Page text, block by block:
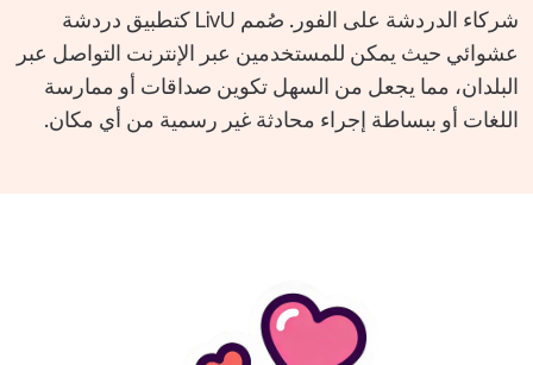
شركاء الدردشة على الفور. صُمم LivU كتطبيق دردشة
عشوائي حيث يمكن للمستخدمين عبر الإنترنت التواصل عبر
البلدان، مما يجعل من السهل تكوين صداقات أو ممارسة
اللغات أو ببساطة إجراء محادثة غير رسمية من أي مكان.